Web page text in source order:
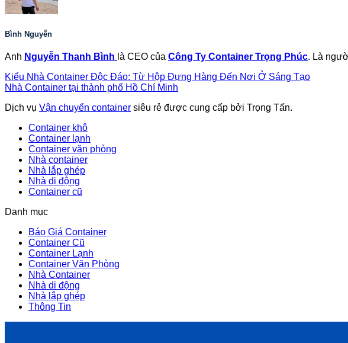
Bình Nguyễn
Anh Nguyễn Thanh Bình là CEO của Công Ty Container Trọng Phúc. Là
Kiểu Nhà Container Độc Đáo: Từ Hộp Đựng Hàng Đến Nơi Ở Sáng Tạo
Nhà Container tại thành phố Hồ Chí Minh
Dịch vụ Vận chuyển container siêu rẻ được cung cấp bởi Trọng Tấn.
Container khô
Container lạnh
Container văn phòng
Nhà container
Nhà lắp ghép
Nhà di động
Container cũ
Danh mục
Báo Giá Container
Container Cũ
Container Lạnh
Container Văn Phòng
Nhà Container
Nhà di động
Nhà lắp ghép
Thông Tin